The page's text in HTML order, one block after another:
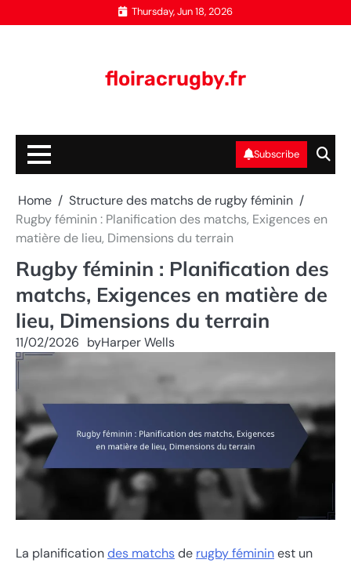
to
Thursday, Jun 18, 2026
floiracrugby.fr
Subscribe
Home
Structure des matchs de rugby féminin
Rugby féminin : Planification des matchs, Exigences en
matière de lieu, Dimensions du terrain
Rugby féminin : Planification des
matchs, Exigences en matière de
lieu, Dimensions du terrain
11/02/2026 byHarper Wells
La planificationdes matchsde rugby fémininest un